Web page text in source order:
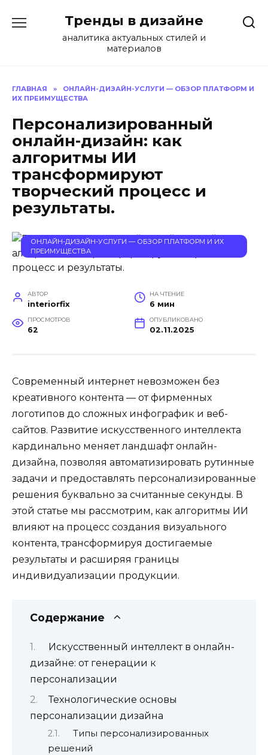
содержанию
Тренды в дизайне
аналитика актуальных стилей и
материалов
ГЛАВНАЯ »
ОНЛАЙН-ДИЗАЙН-УСЛУГИ — ОБЗОР ПЛАТФОРМ И
ИХ ПРЕИМУЩЕСТВА
Персонализированный
онлайн-дизайн: как
алгоритмы ИИ
трансформируют
творческий процесс и
результаты.
ОНЛАЙН-ДИЗАЙН-УСЛУГИ — ОБЗОР ПЛАТФОРМ И ИХ
ПРЕИМУЩЕСТВА
АВТОР
interiorfix
НА ЧТЕНИЕ
6 мин
ПРОСМОТРОВ
62
ОПУБЛИКОВАНО
02.11.2025
Современный интернет невозможен без
креативного контента — от фирменных
логотипов до сложных инфографик и веб-
сайтов. Развитие искусственного интеллекта
кардинально меняет ландшафт онлайн-
дизайна, позволяя автоматизировать рутинные
задачи и предоставлять персонализированные
решения буквально за считанные секунды. В
этой статье мы рассмотрим, как алгоритмы ИИ
влияют на процесс создания визуального
контента, трансформируя достигаемые
результаты и расширяя границы
индивидуализации продукции.
Содержание
Искусственный интеллект в онлайн-
дизайне: от генерации к
персонализации
Технологические основы
персонализации дизайна
Типы персонализированных
решений